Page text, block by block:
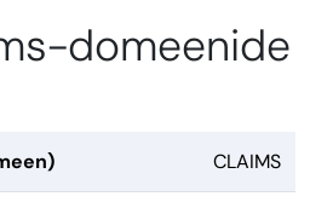
domeenide
CLAIMS